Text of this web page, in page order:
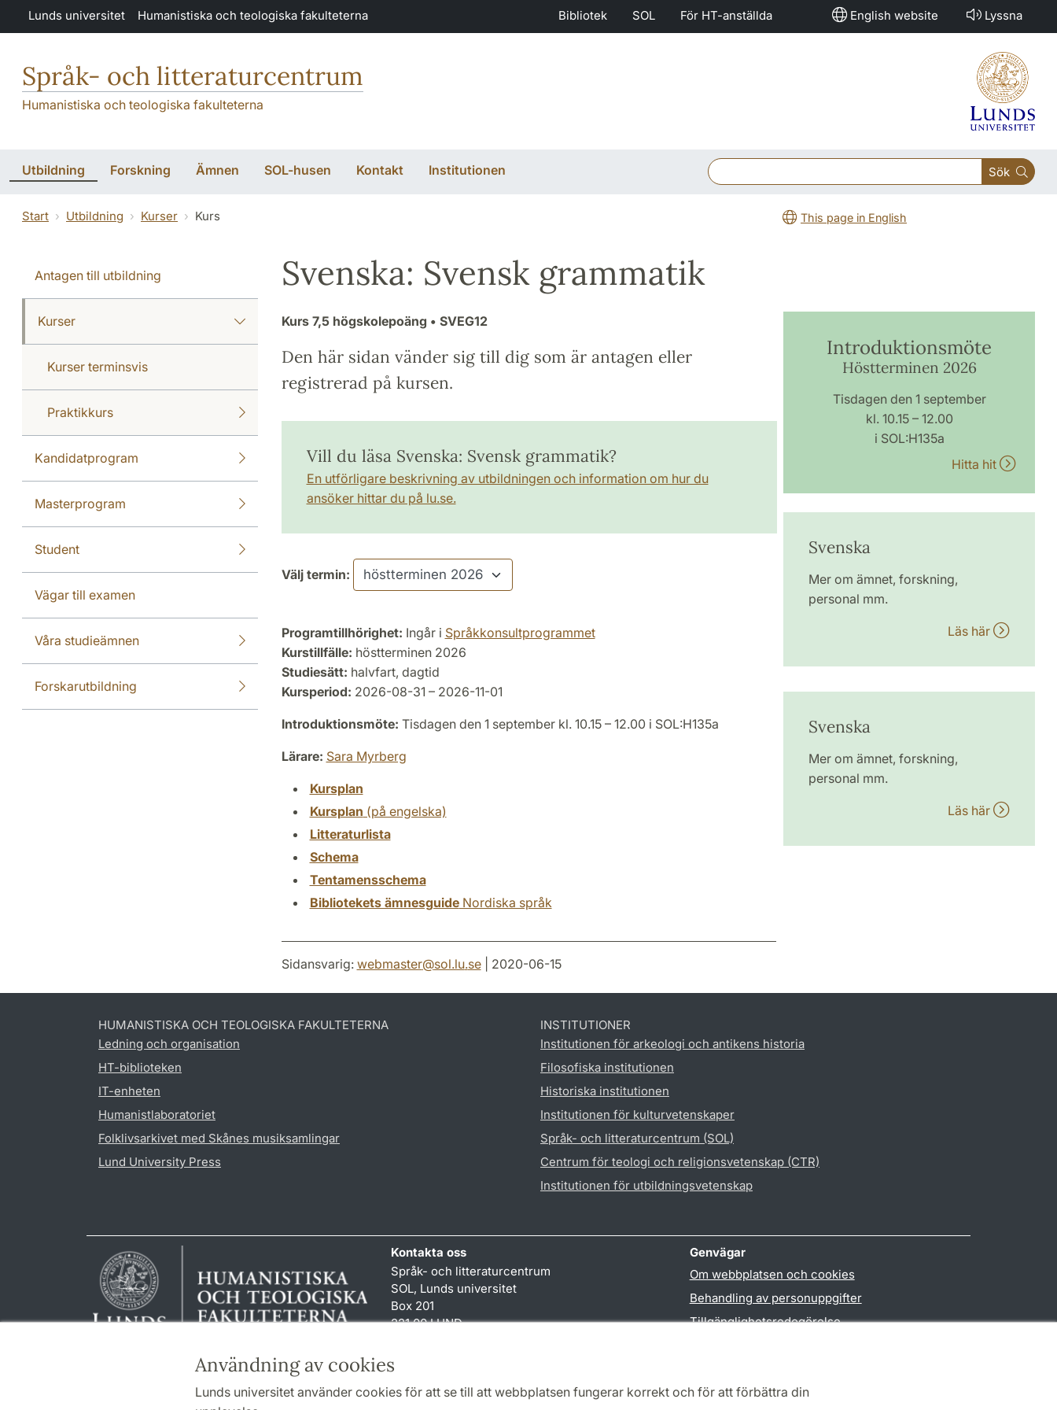
Hoppa till huvudinnehåll
Användning av cookies
Lunds universitet använder cookies för att se till att webbplatsen fungerar korrekt och för att förbättra din
Lunds universitet Humanistiska och teologiska fakulteterna Bibliotek SOL För HT-anställda English website Lyssna
Språk- och litteraturcentrum
Humanistiska och teologiska fakulteterna
Utbildning Forskning Ämnen SOL-husen Kontakt Institutionen Sök
Start Utbildning Kurser Kurs This page in English
Antagen till utbildning
Kurser
Kurser terminsvis
Praktikkurs
Kandidatprogram
Masterprogram
Student
Vägar till examen
Våra studieämnen
Forskarutbildning
Svenska: Svensk grammatik
Kurs 7,5 högskolepoäng • SVEG12
Den här sidan vänder sig till dig som är antagen eller
registrerad på kursen.
Vill du läsa Svenska: Svensk grammatik?
En utförligare beskrivning av utbildningen och information om hur du
ansöker hittar du på lu.se.
Välj termin:
Programtillhörighet: Ingår i Språkkonsultprogrammet
Kurstillfälle: höstterminen 2026
Studiesätt: halvfart, dagtid
Kursperiod: 2026-08-31 – 2026-11-01
Introduktionsmöte: Tisdagen den 1 september kl. 10.15 – 12.00 i SOL:H135a
Lärare: Sara Myrberg
Kursplan
Kursplan (på engelska)
Litteraturlista
Schema
Tentamensschema
Bibliotekets ämnesguideNordiska språk
Introduktionsmöte
Höstterminen 2026
Tisdagen den 1 september
kl. 10.15 – 12.00
i SOL:H135a
Hitta hit
Svenska
Mer om ämnet, forskning,
personal mm.
Läs här
Svenska
Mer om ämnet, forskning,
personal mm.
Läs här
Sidansvarig: webmaster@sol.lu.se| 2020-06-15
HUMANISTISKA OCH TEOLOGISKA FAKULTETERNA
Ledning och organisation
HT-biblioteken
IT-enheten
Humanistlaboratoriet
Folklivsarkivet med Skånes musiksamlingar
Lund University Press
INSTITUTIONER
Institutionen för arkeologi och antikens historia
Filosofiska institutionen
Historiska institutionen
Institutionen för kulturvetenskaper
Språk- och litteraturcentrum (SOL)
Centrum för teologi och religionsvetenskap (CTR)
Institutionen för utbildningsvetenskap
Kontakta oss
Språk- och litteraturcentrum
SOL, Lunds universitet
Box 201
221 00 LUND
reception
Genvägar
Om webbplatsen och cookies
Behandling av personuppgifter
Tillgänglighetsredogörelse